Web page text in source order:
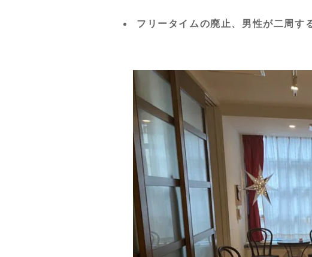
フリータイムの廃止、男性が二周す